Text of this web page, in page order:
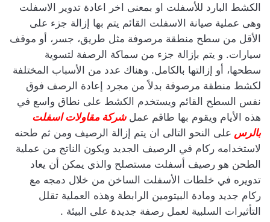
الكشط البارد للأسفلت او بمعنى اخر اعادة تدوير الاسفلت
وهى عملية صيانة الاسفلت القائم يتم بها إزالة جزء على
الأقل من سطح منطقة مرصوفة مثل طريق، جسر، أو موقف
سيارات. و يتم بإزالة جزء من سماكة الرصفة لتسوية
سطحها، أو إزالتها بالكامل. وهناك عدد من الأسباب المختلفة
لكشط منطقة مرصوفة بدلاً من مجرد إعادة الرصف فوق
نفس السطح القائم ويستخدم الكشط على نطاق واسع في
هذه الأيام ويقوم بها طاقم عملشركة مقاولات اسفلت
بالرس على النحو التالى ان يتم إزالة الرصيف ومن ثم طحنه
لاستخدامه ركام في الرصيف الجديد ويكون الناتج من عملية
الطحن هو رصيف أسفلت مستصلح والذي يمكن أن يعاد
تدويره في خلطات الأسفلت الساخن من خلال دمجه مع
ركام جديد ومادة البيتومين الرابطة وهذه العملية تقلل
التأثيرات السلبية لعمل رصفة جديدة على البيئة .